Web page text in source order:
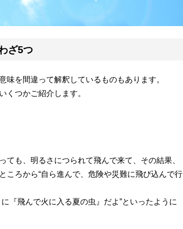
ざ5つ
を間違って解釈しているものもあります。
くつかご紹介します。
も、明るさにつられて飛んで来て、その結果、
ころから“自ら進んで、危険や災難に飛び込んで行
『飛んで火に入る夏の虫』だよ”といったように